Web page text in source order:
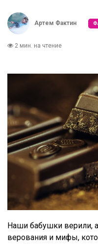
Артем Фактин
2 мин. на чтение
Наши бабушки верили,
верования и мифы,